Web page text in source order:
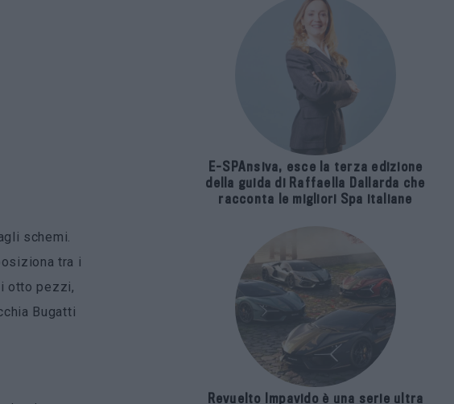
schemi.
tra i
otto pezzi,
Bugatti
E-SPAnsiva, esce la terza edizione
della guida di Raffaella Dallarda che
racconta le migliori Spa italiane
Revuelto Impavido è una serie ultra